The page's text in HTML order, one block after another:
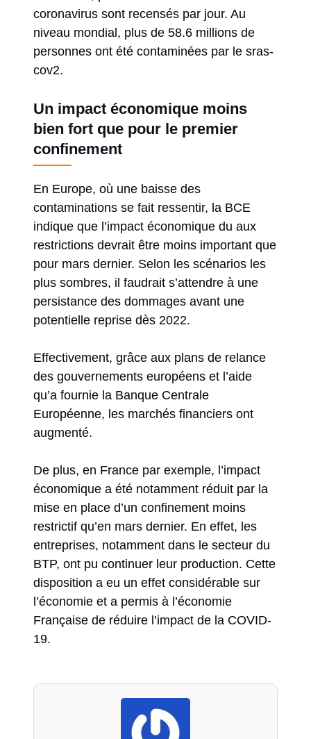
coronavirus sont recensés par jour. Au
niveau mondial, plus de 58.6 millions de
personnes ont été contaminées par le sras-
cov2.
Un impact économique moins
bien fort que pour le premier
confinement
En Europe, où une baisse des
contaminations se fait ressentir, la BCE
indique que l’impact économique du aux
restrictions devrait être moins important que
pour mars dernier. Selon les scénarios les
plus sombres, il faudrait s’attendre à une
persistance des dommages avant une
potentielle reprise dès 2022.
Effectivement, grâce aux plans de relance
des gouvernements européens et l’aide
qu’a fournie la Banque Centrale
Européenne, les marchés financiers ont
augmenté.
De plus, en France par exemple, l’impact
économique a été notamment réduit par la
mise en place d’un confinement moins
restrictif qu’en mars dernier. En effet, les
entreprises, notamment dans le secteur du
BTP, ont pu continuer leur production. Cette
disposition a eu un effet considérable sur
l’économie et a permis à l’économie
Française de réduire l’impact de la COVID-
19.